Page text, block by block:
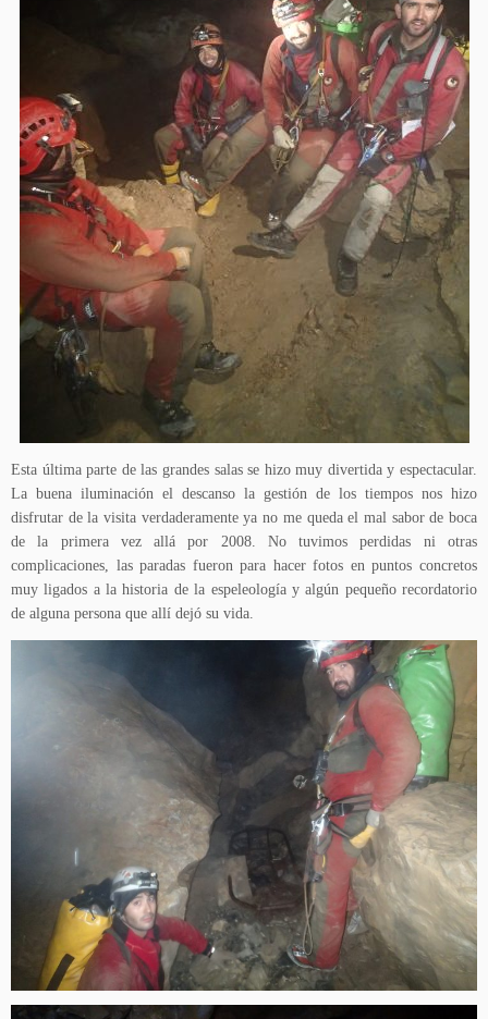
Esta última parte de las grandes salas se hizo muy divertida y espectacular.
La buena iluminación el descanso la gestión de los tiempos nos hizo
disfrutar de la visita verdaderamente ya no me queda el mal sabor de boca
de la primera vez allá por 2008. No tuvimos perdidas ni otras
complicaciones, las paradas fueron para hacer fotos en puntos concretos
muy ligados a la historia de la espeleología y algún pequeño recordatorio
de alguna persona que allí dejó su vida.